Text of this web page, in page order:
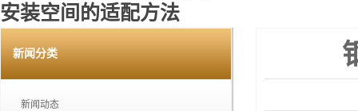
安装空间的适配方法
新闻分类
新闻动态